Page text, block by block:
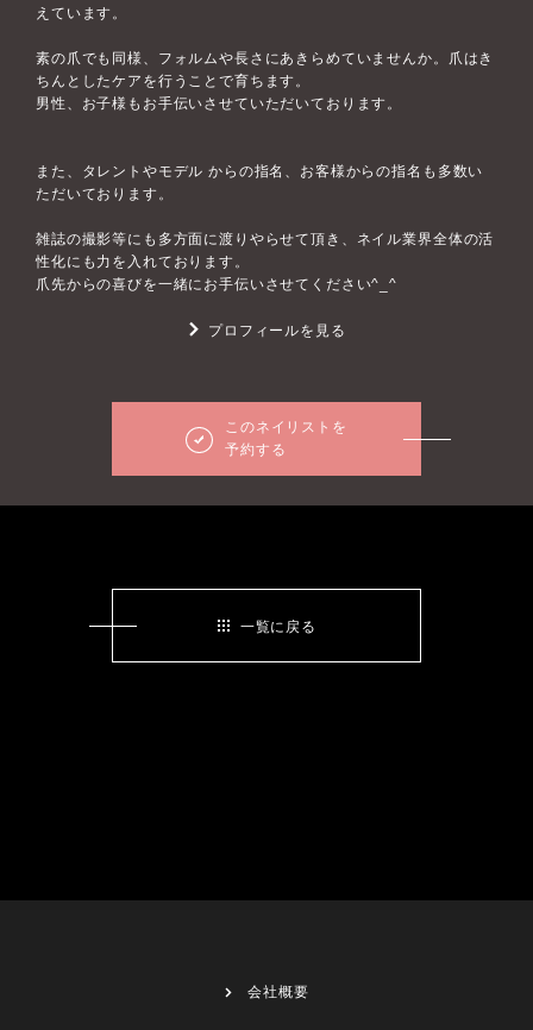
えています。
素の爪でも同様、フォルムや長さにあきらめていませんか。爪はき
ちんとしたケアを行うことで育ちます。
男性、お子様もお手伝いさせていただいております。
また、タレントやモデル からの指名、お客様からの指名も多数い
ただいております。
雑誌の撮影等にも多方面に渡りやらせて頂き、ネイル業界全体の活
性化にも力を入れております。
爪先からの喜びを一緒にお手伝いさせてください^_^
プロフィールを見る
このネイリストを
予約する
一覧に戻る
会社概要